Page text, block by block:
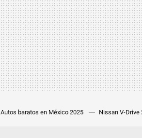
Autos baratos en México 2025 Nissan V-Drive